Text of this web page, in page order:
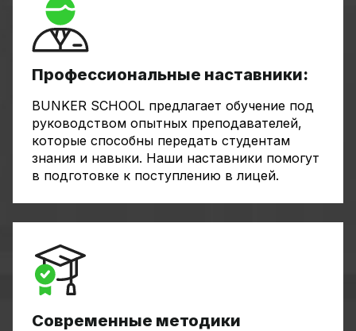
Профессиональные наставники:
BUNKER SCHOOL предлагает обучение под
руководством опытных преподавателей,
которые способны передать студентам
знания и навыки. Наши наставники помогут
в подготовке к поступлению в лицей.
Современные методики